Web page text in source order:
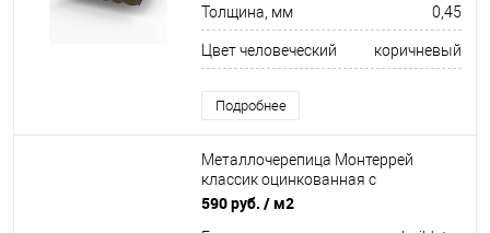
Толщина, мм 0,45
Цвет человеческий коричневый
Подробнее
Металлочерепица Монтеррей
классик оцинкованная с
полимерным покрытием
590 руб. / м2